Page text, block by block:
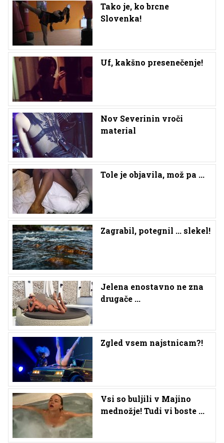
Tako je, ko brcne
Slovenka!
Uf, kakšno presenečenje!
Nov Severinin vroči
material
Tole je objavila, mož pa ...
Zagrabil, potegnil ... slekel!
Jelena enostavno ne zna
drugače ...
Zgled vsem najstnicam?!
Vsi so buljili v Majino
mednožje! Tudi vi boste ...